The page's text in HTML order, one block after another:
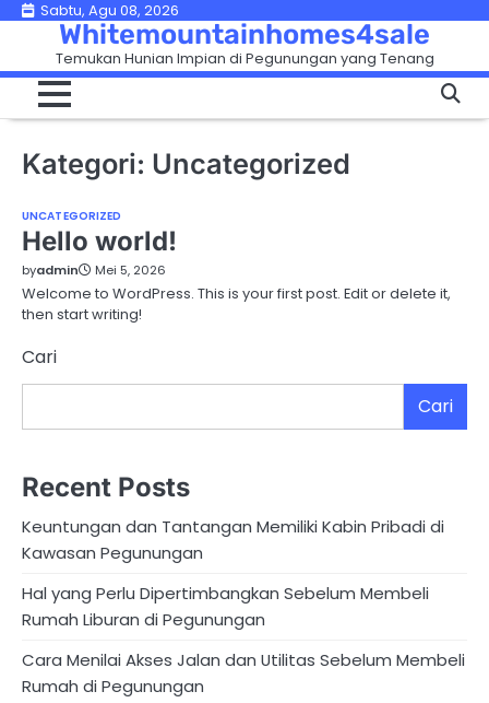
Skip
content
Sabtu, Agu 08, 2026
Whitemountainhomes4sale
Temukan Hunian Impian di Pegunungan yang Tenang
Kategori: Uncategorized
UNCATEGORIZED
Hello world!
byadmin Mei 5, 2026
Welcome to WordPress. This is your first post. Edit or delete it,
then start writing!
Cari
Cari
Recent Posts
Keuntungan dan Tantangan Memiliki Kabin Pribadi di
Kawasan Pegunungan
Hal yang Perlu Dipertimbangkan Sebelum Membeli
Rumah Liburan di Pegunungan
Cara Menilai Akses Jalan dan Utilitas Sebelum Membeli
Rumah di Pegunungan